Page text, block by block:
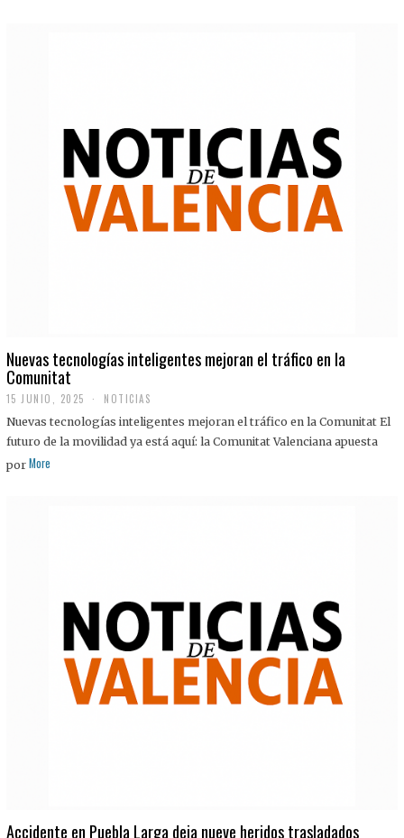
Nuevas tecnologías inteligentes mejoran el tráfico en la
Comunitat
15 JUNIO, 2025 NOTICIAS
Nuevas tecnologías inteligentes mejoran el tráfico en la Comunitat El
futuro de la movilidad ya está aquí: la Comunitat Valenciana apuesta
por More
Accidente en Puebla Larga deja nueve heridos trasladados